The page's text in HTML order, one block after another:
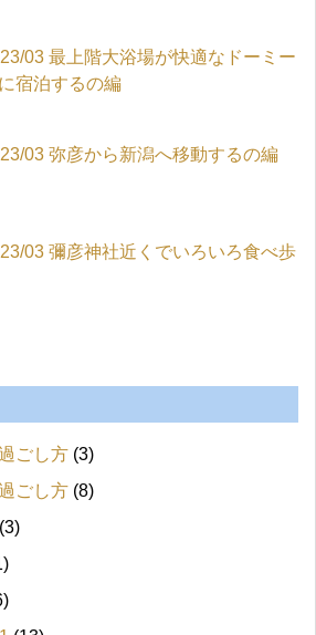
03 最上階大浴場が快適なドーミー
宿泊するの編
03 弥彦から新潟へ移動するの編
03 彌彦神社近くでいろいろ食べ歩
ごし方 (3)
ごし方 (8)
(3)